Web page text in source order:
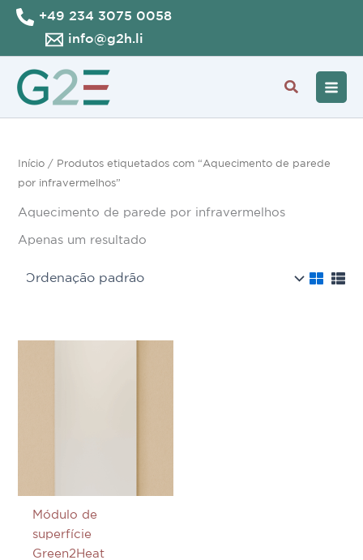
Skip
content
+49 234 3075 0058
info@g2h.li
Search
Início / Produtos etiquetados com “Aquecimento de parede
por infravermelhos”
Aquecimento de parede por infravermelhos
Apenas um resultado
Módulo de
superfície
Green2Heat